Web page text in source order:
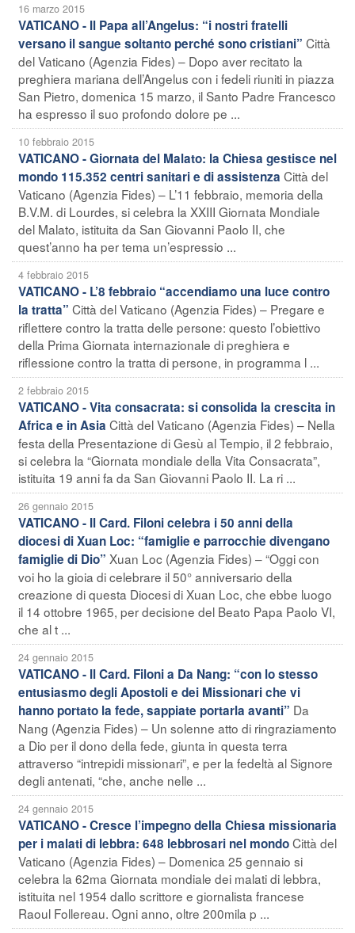
16 marzo 2015
VATICANO - Il Papa all’Angelus: “i nostri fratelli
versano il sangue soltanto perché sono cristiani” Città
del Vaticano (Agenzia Fides) – Dopo aver recitato la
preghiera mariana dell’Angelus con i fedeli riuniti in piazza
San Pietro, domenica 15 marzo, il Santo Padre Francesco
ha espresso il suo profondo dolore pe ...
10 febbraio 2015
VATICANO - Giornata del Malato: la Chiesa gestisce nel
mondo 115.352 centri sanitari e di assistenza Città del
Vaticano (Agenzia Fides) – L’11 febbraio, memoria della
B.V.M. di Lourdes, si celebra la XXIII Giornata Mondiale
del Malato, istituita da San Giovanni Paolo II, che
quest’anno ha per tema un’espressio ...
4 febbraio 2015
VATICANO - L’8 febbraio “accendiamo una luce contro
la tratta” Città del Vaticano (Agenzia Fides) – Pregare e
riflettere contro la tratta delle persone: questo l’obiettivo
della Prima Giornata internazionale di preghiera e
riflessione contro la tratta di persone, in programma l ...
2 febbraio 2015
VATICANO - Vita consacrata: si consolida la crescita in
Africa e in Asia Città del Vaticano (Agenzia Fides) – Nella
festa della Presentazione di Gesù al Tempio, il 2 febbraio,
si celebra la “Giornata mondiale della Vita Consacrata”,
istituita 19 anni fa da San Giovanni Paolo II. La ri ...
26 gennaio 2015
VATICANO - Il Card. Filoni celebra i 50 anni della
diocesi di Xuan Loc: “famiglie e parrocchie divengano
famiglie di Dio” Xuan Loc (Agenzia Fides) – “Oggi con
voi ho la gioia di celebrare il 50° anniversario della
creazione di questa Diocesi di Xuan Loc, che ebbe luogo
il 14 ottobre 1965, per decisione del Beato Papa Paolo VI,
che al t ...
24 gennaio 2015
VATICANO - Il Card. Filoni a Da Nang: “con lo stesso
entusiasmo degli Apostoli e dei Missionari che vi
hanno portato la fede, sappiate portarla avanti” Da
Nang (Agenzia Fides) – Un solenne atto di ringraziamento
a Dio per il dono della fede, giunta in questa terra
attraverso “intrepidi missionari”, e per la fedeltà al Signore
degli antenati, “che, anche nelle ...
24 gennaio 2015
VATICANO - Cresce l’impegno della Chiesa missionaria
per i malati di lebbra: 648 lebbrosari nel mondoCittà del
Vaticano (Agenzia Fides) – Domenica 25 gennaio si
celebra la 62ma Giornata mondiale dei malati di lebbra,
istituita nel 1954 dallo scrittore e giornalista francese
Raoul Follereau. Ogni anno, oltre 200mila p ...